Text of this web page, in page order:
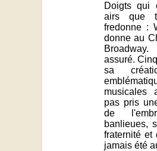
Doigts qui
airs que
fredonne :
donne au
assuré.
sa
musicales
pas pris
de
banlieues,
fraternité et
jamais été